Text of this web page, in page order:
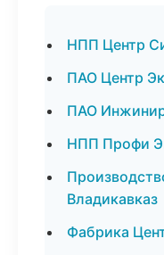
НПП Центр
ПАО Центр
ПАО
НПП Профи
Владикавказ
Фабрика